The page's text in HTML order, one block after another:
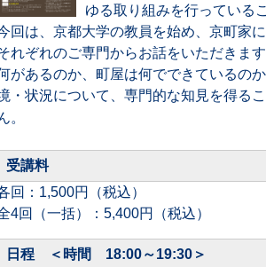
ゆる取り組みを行っている
回は、京都大学の教員を始め、京町家
れぞれのご専門からお話をいただきま
があるのか、町屋は何でできているの
・状況について、専門的な知見を得る
。
受講料
回：1,500円（税込）
4回（一括）：5,400円（税込）
日程 ＜時間 18:00～19:30＞